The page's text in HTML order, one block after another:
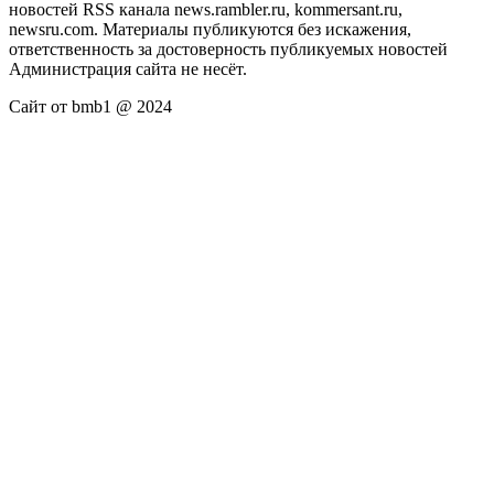
новостей RSS канала news.rambler.ru, kommersant.ru,
newsru.com. Материалы публикуются без искажения,
ответственность за достоверность публикуемых новостей
Администрация сайта не несёт.
Сайт от bmb1 @ 2024